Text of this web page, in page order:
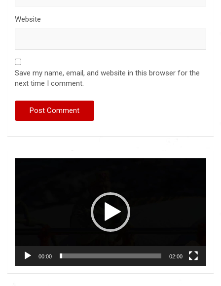
Website
Save my name, email, and website in this browser for the
next time I comment.
00:00 02:00